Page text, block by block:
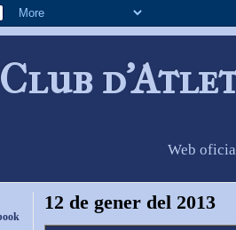
Club
Web
12 de gener del 2013